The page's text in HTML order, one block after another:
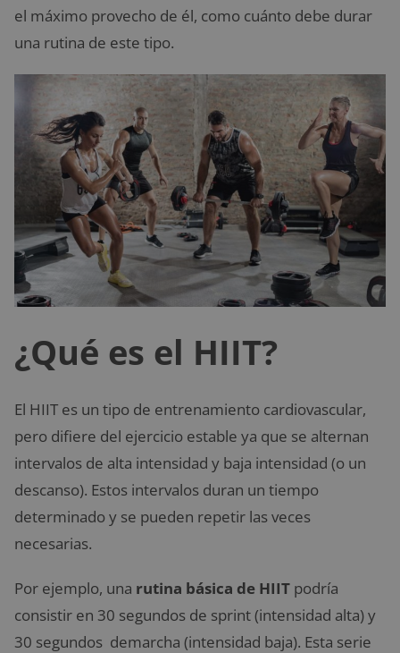
el máximo provecho de él, como cuánto debe durar
una rutina de este tipo.
¿Qué es el HIIT?
El HIIT es un tipo de entrenamiento cardiovascular,
pero difiere del ejercicio estable ya que se alternan
intervalos de alta intensidad y baja intensidad (o un
descanso). Estos intervalos duran un tiempo
determinado y se pueden repetir las veces
necesarias.
Por ejemplo, una rutina básica de HIIT podría
consistir en 30 segundos de sprint (intensidad alta) y
30 segundos demarcha (intensidad baja). Esta serie